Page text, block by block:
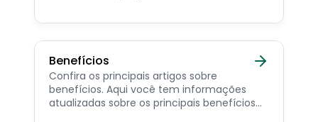
consignado privado.
Benefícios
Confira os principais artigos sobre
benefícios. Aqui você tem informações
atualizadas sobre os principais benefícios